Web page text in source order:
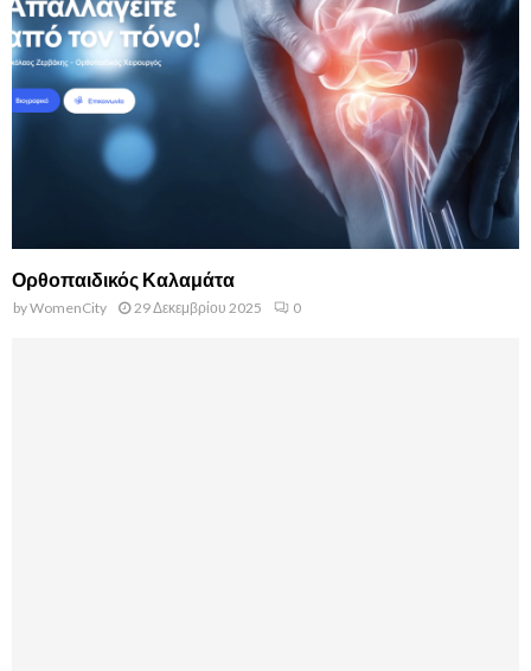
Ορθοπαιδικός Καλαμάτα
byWomenCity 29 Δεκεμβρίου 2025 0